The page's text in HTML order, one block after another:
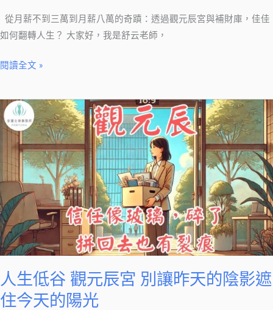
從月薪不到三萬到月薪八萬的奇蹟：透過觀元辰宮與補財庫，佳佳
如何翻轉人生？ 大家好，我是舒云老師，
萬
閱讀全文 »
人生低谷 觀元辰宮 別讓昨天的陰影遮
住今天的陽光
人
生
辰
宮
別
讓
昨
天
的